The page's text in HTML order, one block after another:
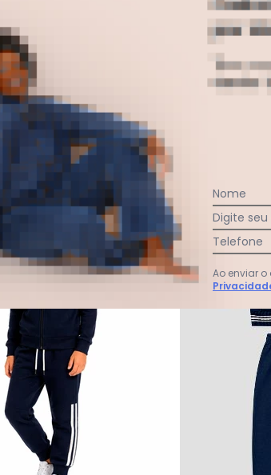
Ver todas as avaliações
-70%Nome
Digite
Telefone
Ao enviar